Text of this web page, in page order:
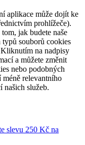
aplikace může dojít ke
prohlížeče).
jak budete naše
souborů cookies
na nadpisy
a můžete změnit
nebo podobných
méně relevantního
našich služeb.
slevu 250 Kč na